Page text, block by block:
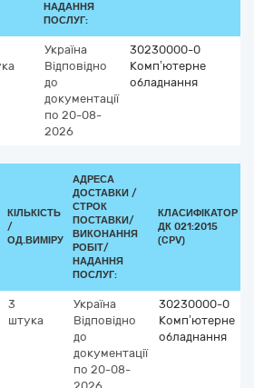
НАДАННЯ
ПОСЛУГ:
Україна
Відповідно
до
документації
по 20-08-
2026
30230000-0
Комп’ютерне
обладнання
КІЛЬКІСТЬ
/
ОД.ВИМІРУ
АДРЕСА
ДОСТАВКИ /
СТРОК
ПОСТАВКИ/
ВИКОНАННЯ
РОБІТ/
НАДАННЯ
ПОСЛУГ:
КЛАСИФІКАТОР
ДК 021:2015
(CPV)
3
штука
Україна
Відповідно
до
документації
по 20-08-
30230000-0
Комп’ютерне
обладнання